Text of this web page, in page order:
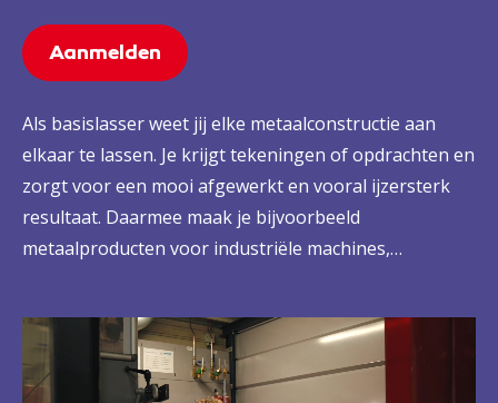
Aanmelden
Als basislasser weet jij elke metaalconstructie aan
elkaar te lassen. Je krijgt tekeningen of opdrachten en
zorgt voor een mooi afgewerkt en vooral ijzersterk
resultaat. Daarmee maak je bijvoorbeeld
metaalproducten voor industriële machines,
doe je in een werkplaats, of op locatie. Zo groei jij uit
tot een echte vakspecialist én bouw je mee aan de